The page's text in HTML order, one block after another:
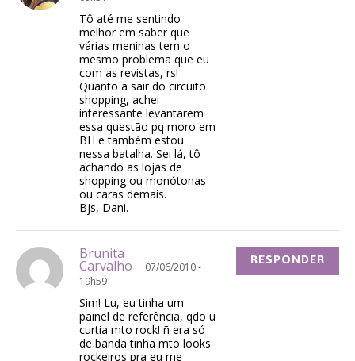
Tô até me sentindo
melhor em saber que
várias meninas tem o
mesmo problema que eu
com as revistas, rs!
Quanto a sair do circuito
shopping, achei
interessante levantarem
essa questão pq moro em
BH e também estou
nessa batalha. Sei lá, tô
achando as lojas de
shopping ou monótonas
ou caras demais.
Bjs, Dani.
Brunita
Carvalho
07/06/2010 -
19h59
Sim! Lu, eu tinha um
painel de referência, qdo u
curtia mto rock! ñ era só
de banda tinha mto looks
rockeiros pra eu me
RESPONDER